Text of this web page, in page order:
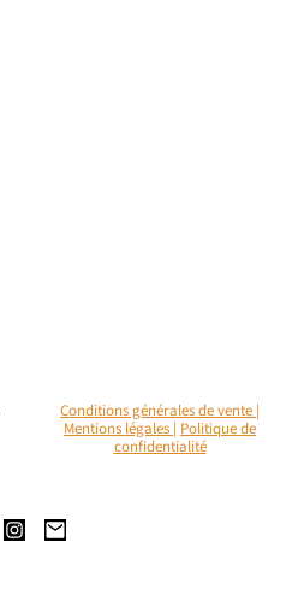
Conditions générales de vente |
Mentions légales | Politique de
confidentialité